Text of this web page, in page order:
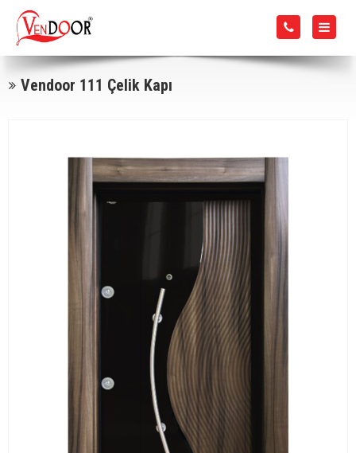
Vendoor 111 Çelik Kapı